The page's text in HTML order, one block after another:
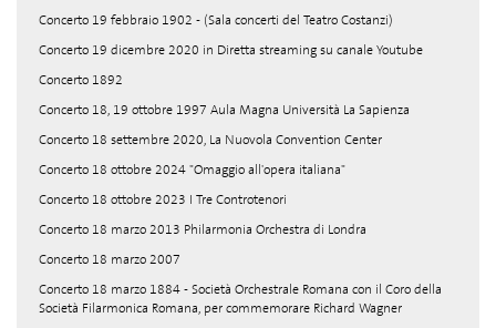
Concerto 19 febbraio 1902 - (Sala concerti del Teatro Costanzi)
Concerto 19 dicembre 2020 in Diretta streaming su canale Youtube
Concerto 1892
Concerto 18, 19 ottobre 1997 Aula Magna Università La Sapienza
Concerto 18 settembre 2020, La Nuovola Convention Center
Concerto 18 ottobre 2024 "Omaggio all'opera italiana"
Concerto 18 ottobre 2023 I Tre Controtenori
Concerto 18 marzo 2013 Philarmonia Orchestra di Londra
Concerto 18 marzo 2007
Concerto 18 marzo 1884 - Società Orchestrale Romana con il Coro della
Società Filarmonica Romana, per commemorare Richard Wagner